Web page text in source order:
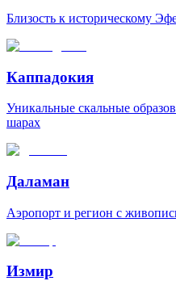
Близость к историческому
Каппадокия
Уникальные скальные
шарах
Даламан
Аэропорт и регион с
Измир